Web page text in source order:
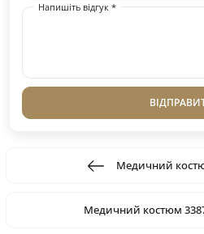
Напишіть відгук *
Медичний
Медичний костюм